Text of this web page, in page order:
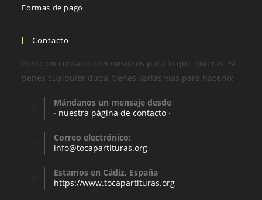
Formas de pago
Contacto
Ponte en contacto con nosotros para lo que quieras. Si
tienes cualquier duda, tienes varias vías para hacerlo:
Mándanos un mensaje desde
· nuestra página de contacto ·
Correo electrónico:
info@tocapartituras.org
Estamos en Cádiz, España
https://www.tocapartituras.org